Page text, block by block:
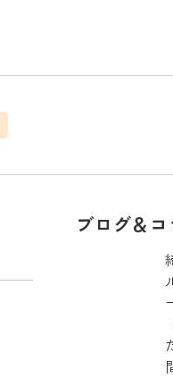
ブログ＆